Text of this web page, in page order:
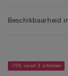
Beschikbaarheid
-70% vanaf 3 artikelen